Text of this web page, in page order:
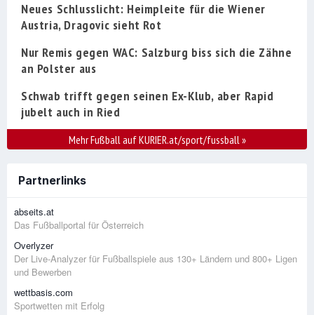
Neues Schlusslicht: Heimpleite für die Wiener
Austria, Dragovic sieht Rot
Nur Remis gegen WAC: Salzburg biss sich die Zähne
an Polster aus
Schwab trifft gegen seinen Ex-Klub, aber Rapid
jubelt auch in Ried
Mehr Fußball auf KURIER.at/sport/fussball»
Partnerlinks
abseits.at
Das Fußballportal für Österreich
Overlyzer
Der Live-Analyzer für Fußballspiele aus 130+ Ländern und 800+ Ligen
und Bewerben
wettbasis.com
Sportwetten mit Erfolg